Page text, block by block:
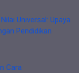
Universal: Upaya
Pendidikan
Cara